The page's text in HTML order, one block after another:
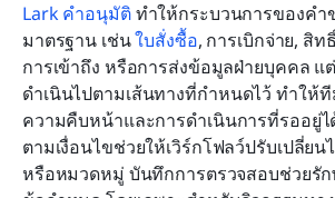
Lark คำอนุมัติ ทำให้กระบวนการของคำ
มาตรฐาน เช่น ใบสั่งซื้อ, การเบิกจ่าย, สิ
การเข้าถึง หรือการส่งข้อมูลฝ่ายบุคคล แ
ดำเนินไปตามเส้นทางที่กำหนดไว้ ทำให้
ความคืบหน้าและการดำเนินการที่รออยู่
ตามเงื่อนไขช่วยให้เวิร์กโฟลว์ปรับเปลี่ย
หรือหมวดหมู่ บันทึกการตรวจสอบช่วยรั